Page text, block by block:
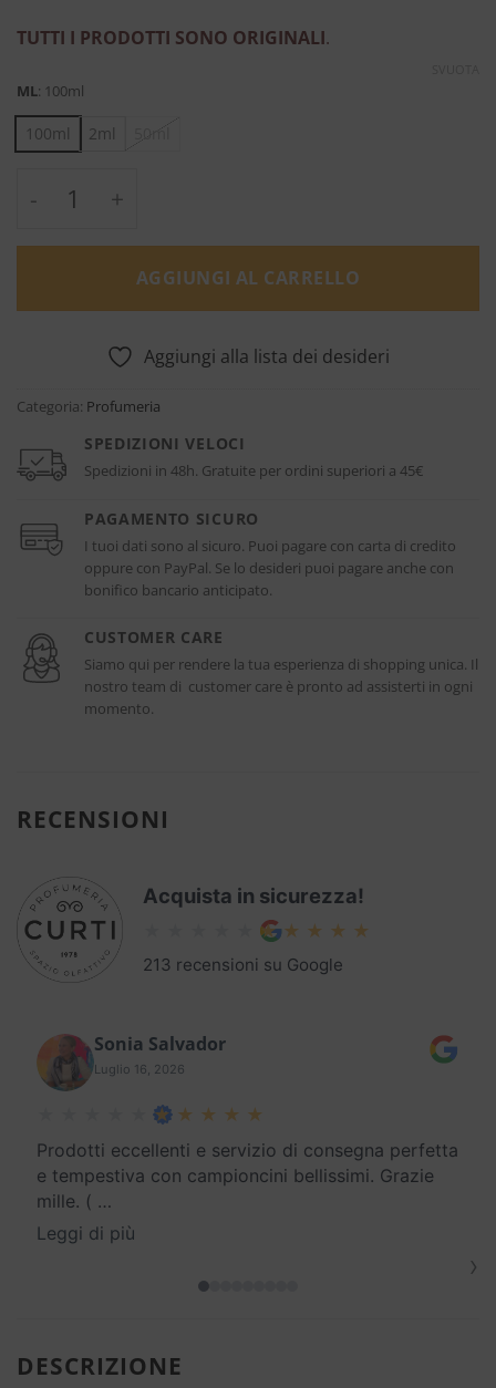
TUTTI I PRODOTTI SONO ORIGINALI.
ML: 100ml
100ml 2ml 50ml
Fat Electrician - Etat Libre d'Orange
AGGIUNGI AL CARRELLO
Aggiungi alla lista dei desideri
Categoria: Profumeria
SPEDIZIONI VELOCI
Spedizioni in 48h. Gratuite per ordini superiori a 45€
PAGAMENTO SICURO
I tuoi dati sono al sicuro. Puoi pagare con carta di credito
oppure con PayPal. Se lo desideri puoi pagare anche con
bonifico bancario anticipato.
CUSTOMER CARE
Siamo qui per rendere la tua esperienza di shopping unica. Il
nostro team di customer care è pronto ad assisterti in ogni
momento.
RECENSIONI
Acquista in sicurezza!
213 recensioni su Google
Sonia Salvador
Luglio 16, 2026
Prodotti eccellenti e servizio di consegna perfetta
e tempestiva con campioncini bellissimi. Grazie
mille. ( …
Leggi di più
›
DESCRIZIONE